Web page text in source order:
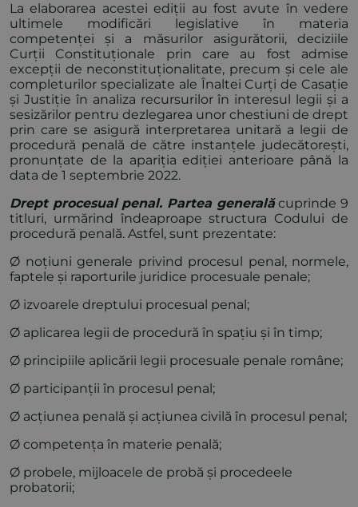
La elaborarea acestei ediții au fost avute în vedere
ultimele modificări legislative în materia
competenței și a măsurilor asigurătorii, deciziile
Curții Constituționale prin care au fost admise
excepții de neconstituționalitate, precum și cele ale
completurilor specializate ale Înaltei Curți de Casație
și Justiție în analiza recursurilor în interesul legii și a
sesizărilor pentru dezlegarea unor chestiuni de drept
prin care se asigură interpretarea unitară a legii de
procedură penală de către instanțele judecătorești,
pronunțate de la apariția ediției anterioare până la
data de 1 septembrie 2022.
Drept procesual penal. Partea generalăcuprinde 9
titluri, urmărind îndeaproape structura Codului de
procedură penală. Astfel, sunt prezentate:
Ø noțiuni generale privind procesul penal, normele,
faptele și raporturile juridice procesuale penale;
Ø izvoarele dreptului procesual penal;
Ø aplicarea legii de procedură în spațiu și în timp;
Ø principiile aplicării legii procesuale penale române;
Ø participanții în procesul penal;
Ø acțiunea penală și acțiunea civilă în procesul penal;
Ø competența în materie penală;
Ø probele, mijloacele de probă și procedeele
probatorii;